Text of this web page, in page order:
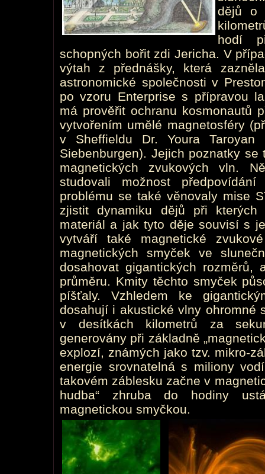
dějů o
hodí
schopných bořit zdi Jericha. V
výtah z přednášky, která
astronomické společnosti v
po vzoru Enterprise s přípravou
má prověřit ochranu kosmonautů
vytvořením umělé magnetosféry
v Sheffieldu Dr. Youra
Siebenburgen). Jejich poznatky
magnetických zvukových vln.
studovali možnost
problému se také věnovaly mise
zjistit dynamiku dějů při
materiál a jak tyto děje souvisí s
vytváří také magnetické
magnetických smyček ve
dosahovat gigantických rozměrů,
průměru. Kmity těchto smyček
píšťaly. Vzhledem ke
dosahují i akustické vlny ohromné
v desítkách kilometrů za
generovány při základně
explozí, známých jako tzv. mikro-
energie srovnatelná s miliony
takovém záblesku začne v
hudba“ zhruba do hodiny
magnetickou smyčkou.